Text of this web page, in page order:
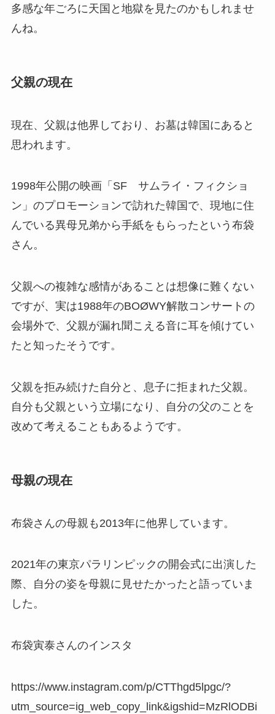
多感な年ごろに天国と地獄を見たのかもしれませ
んね。
父親の現在
現在、父親は他界しており、お墓は韓国にあると
思われます。
1998年公開の映画「SF サムライ・フィクショ
ン」のプロモーションで訪れた韓国で、現地に住
んでいる異母兄弟から手紙をもらったという布袋
さん。
父親への複雑な感情があることは想像に難くない
ですが、実は1988年のBOØWY解散コンサートの
会場外で、父親が漏れ聞こえる音に耳を傾けてい
たと知ったそうです。
父親を拒み続けた自分と、息子に拒まれた父親。
自分も父親という立場になり、自分の父のことを
改めて考えることもあるようです。
母親の現在
布袋さんの母親も2013年に他界しています。
2021年の東京パラリンピックの開会式に出演した
際、自分の姿を母親に見せたかったと語っていま
した。
布袋寅泰さんのインスタ
https://www.instagram.com/p/CTThgd5lpgc/?
utm_source=ig_web_copy_link&igshid=MzRlODBi